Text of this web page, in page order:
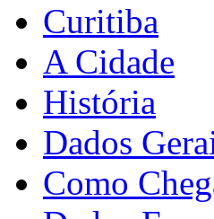
Curitiba
A Cidade
História
Dados
Como